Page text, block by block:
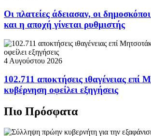
Οι πλατείες άδειασαν, οι
και η αποχή γίνεται ρυθμιστής
4 Αυγούστου 2026
102.711 αποκτήσεις ιθαγένειας
κυβέρνηση οφείλει εξηγήσεις
Πιο Πρόσφατα